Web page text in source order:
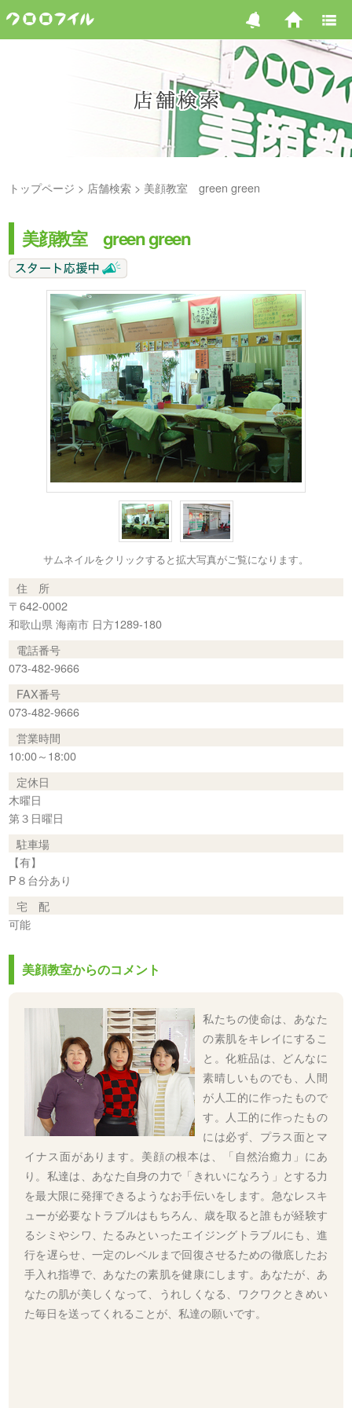
トップページ 店舗検索 美顔教室 green green
美顔教室 green green
サムネイルをクリックすると拡大写真がご覧になります。
住 所
〒642-0002
和歌山県 海南市 日方1289-180
電話番号
073-482-9666
FAX番号
073-482-9666
営業時間
10:00～18:00
定休日
木曜日
第３日曜日
駐車場
【有】
P８台分あり
宅 配
可能
美顔教室からのコメント
私たちの使命は、あなた
の素肌をキレイにするこ
と。化粧品は、どんなに
素晴しいものでも、人間
が人工的に作ったもので
す。人工的に作ったもの
には必ず、プラス面とマ
イナス面があります。美顔の根本は、「自然治癒力」にあ
り。私達は、あなた自身の力で「きれいになろう」とする力
を最大限に発揮できるようなお手伝いをします。急なレスキ
ューが必要なトラブルはもちろん、歳を取ると誰もが経験す
るシミやシワ、たるみといったエイジングトラブルにも、進
行を遅らせ、一定のレベルまで回復させるための徹底したお
手入れ指導で、あなたの素肌を健康にします。あなたが、あ
なたの肌が美しくなって、うれしくなる、ワクワクときめい
た毎日を送ってくれることが、私達の願いです。